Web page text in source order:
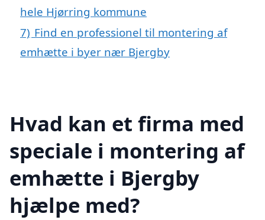
hele Hjørring kommune
7) Find en professionel til montering af
emhætte i byer nær Bjergby
Hvad kan et firma med
speciale i montering af
emhætte i Bjergby
hjælpe med?